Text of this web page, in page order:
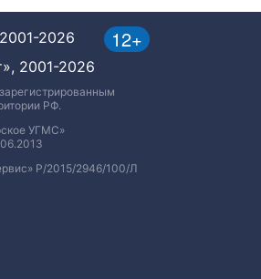
12+
2026
2001-2026
РФ.
УГМС»
Р/2015/2946/100/Л